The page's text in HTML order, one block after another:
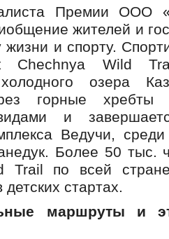
Премии ООО
жителей и
жизни и спорту.
Chechnya Wild
озера
горные
и
Ведучи,
Более 50 тыс.
Trail по всей
стартах.
маршруты и